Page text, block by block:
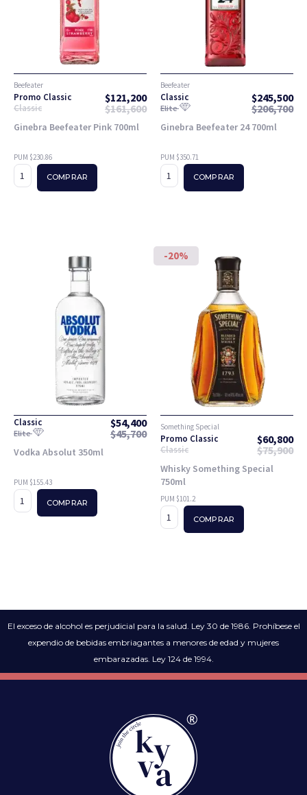
Beefeater
Promo Classic $121,200
Classic $161,600
Ginebra Beefeater Pink 700ml
PUM $230.86
COMPRAR
Beefeater
Classic $245,500
Elite $206,700
Ginebra Beefeater 24 700ml
PUM $350.71
COMPRAR
Classic $54,400
Elite $45,700
Vodka Absolut 350ml
PUM $155.43
COMPRAR
-20%
Something Special
Promo Classic $60,800
Classic $75,900
Whisky Something Special
750ml
PUM $101.2
COMPRAR
El exceso de alcohol es perjudicial para la salud. Ley 30 de 1986. Prohíbese el
expendio de bebidas embriagantes a menores de edad y mujeres
embarazadas. Ley 124 de 1994.